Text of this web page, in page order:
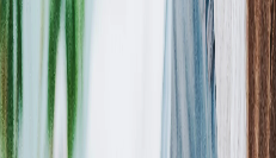
Conclua sua Matrícula
INSCREVA-SE